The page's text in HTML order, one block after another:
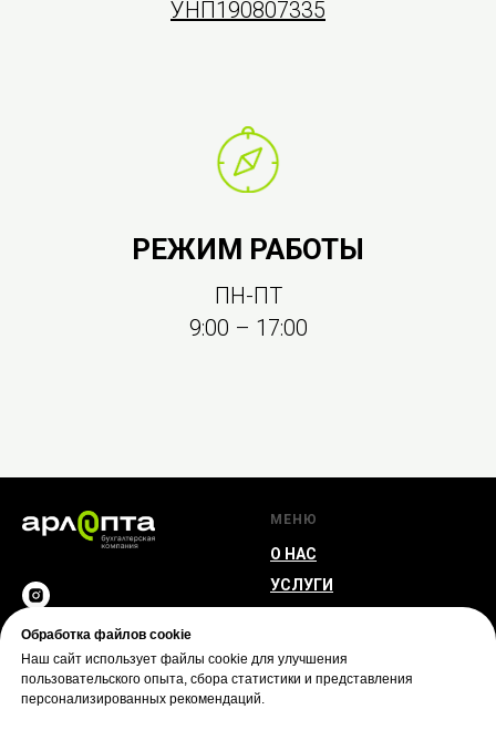
УНП190807335
РЕЖИМ РАБОТЫ
ПН-ПТ
9:00 – 17:00
Обработка файлов cookie
Наш сайт использует файлы cookie для улучшения
пользовательского опыта, сбора статистики и представления
персонализированных рекомендаций.
МЕНЮ
О НАС
УСЛУГИ
КАРЬЕРА